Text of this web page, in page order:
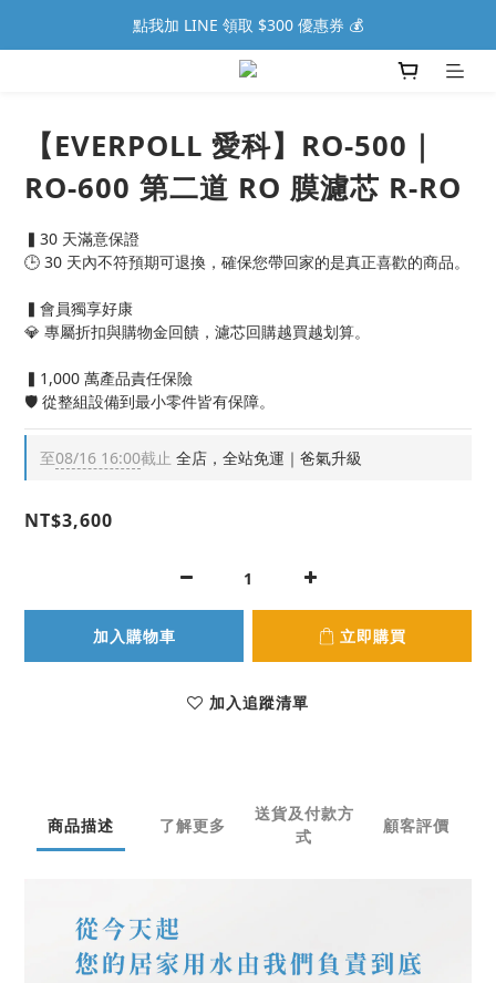
點我加 LINE 領取 $300 優惠券 💰
【EVERPOLL 愛科】RO-500｜
RO-600 第二道 RO 膜濾芯 R-RO
▍30 天滿意保證
🕒 30 天內不符預期可退換，確保您帶回家的是真正喜歡的商品。
▍會員獨享好康
💎 專屬折扣與購物金回饋，濾芯回購越買越划算。
▍1,000 萬產品責任保險
🛡️ 從整組設備到最小零件皆有保障。
至08/16 16:00截止 全店，全站免運｜爸氣升級
NT$3,600
加入購物車 立即購買
加入追蹤清單
商品描述 了解更多
送貨及付款方
式
顧客評價